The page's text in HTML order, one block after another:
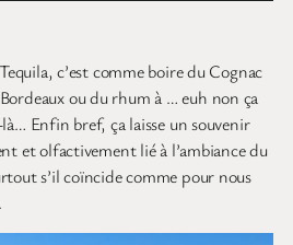
c’est comme boire du Cognac
ou du rhum à … euh non ça
Enfin bref, ça laisse un souvenir
et olfactivement lié à l’ambiance du
s’il coïncide comme pour nous